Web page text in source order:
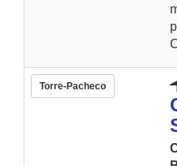
Torre-Pacheco